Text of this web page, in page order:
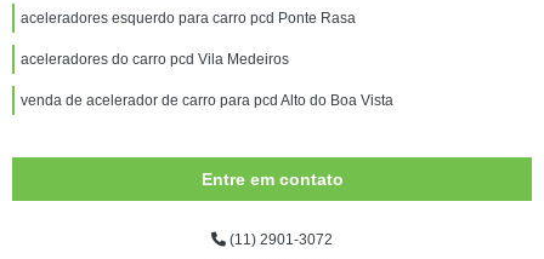
aceleradores esquerdo para carro pcd Ponte Rasa
aceleradores do carro pcd Vila Medeiros
venda de acelerador de carro para pcd Alto do Boa Vista
Entre em contato
(11) 2901-3072